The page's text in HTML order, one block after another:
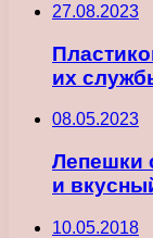
27.08.2023
их
08.05.2023
Лепешки
и
10.05.2018